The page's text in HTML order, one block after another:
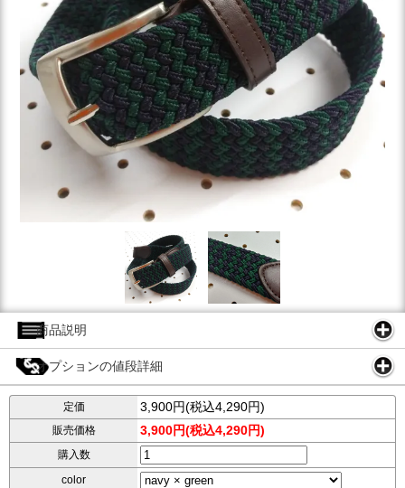
商品説明
オプションの値段詳細
定価 3,900円(税込4,290円)
販売価格 3,900円(税込4,290円)
購入数
color